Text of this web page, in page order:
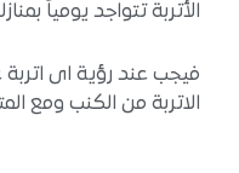
الأتربة تتواجد يومياً
فيجب عند رؤية اى
الاتربة من الكنب ومع